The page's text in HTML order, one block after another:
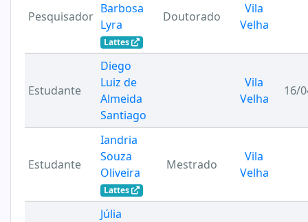
Pesquisador
Barbosa
Lyra
Lattes
Doutorado
Vila
Velha
Estudante
Diego
Luiz de
Almeida
Santiago
Vila
Velha
16/
Estudante
Iandria
Souza
Oliveira
Lattes
Mestrado
Vila
Velha
Júlia